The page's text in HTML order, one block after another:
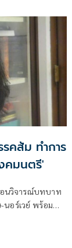
องไทย มีเนื้อหา
คส้ม ทำการ
คมนตรี'
นวิจารณ์บทบาท
นอร์เวย์ พร้อมย้ำ